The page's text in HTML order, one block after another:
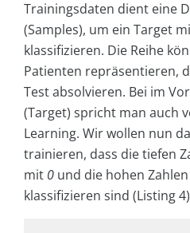
Trainingsdaten dient eine
(Samples), um ein Target
klassifizieren. Die Reihe
Patienten repräsentieren,
Test absolvieren. Bei im
(Target) spricht man auch
Learning. Wir wollen nun
trainieren, dass die tiefen
mit 0 und die hohen
klassifizieren sind (Listing